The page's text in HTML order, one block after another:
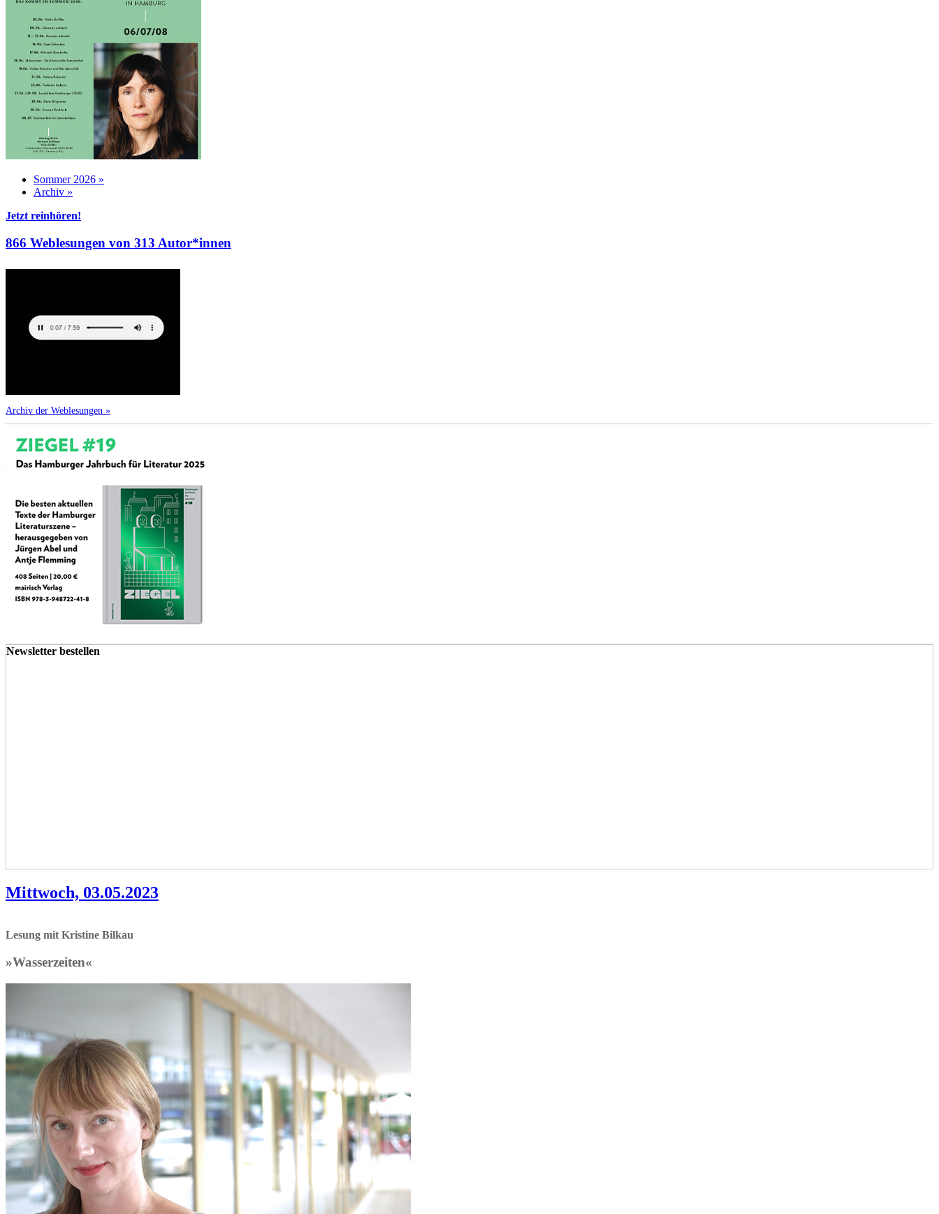
Sommer 2026 »
Archiv »
Jetzt reinhören!
866 Weblesungen von 313 Autor*innen
Archiv der Weblesungen »
Newsletter bestellen
Mittwoch, 03.05.2023
Lesung mit Kristine Bilkau
»Wasserzeiten«